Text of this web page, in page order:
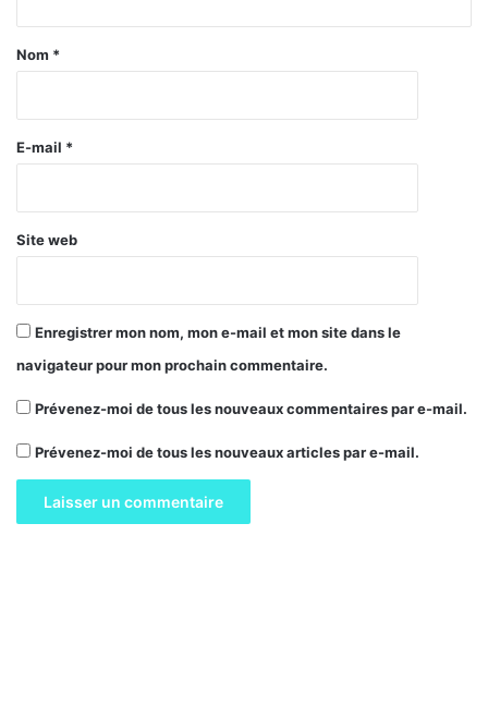
a
e
Nom *
E-mail *
Site web
Enregistrer mon nom, mon e-mail et mon site dans le
navigateur pour mon prochain commentaire.
Prévenez-moi de tous les nouveaux commentaires par e-mail.
Prévenez-moi de tous les nouveaux articles par e-mail.